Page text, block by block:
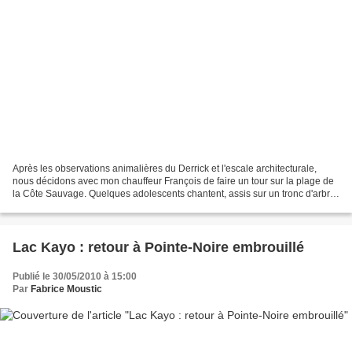
Après les observations animalières du Derrick et l'escale architecturale,
nous décidons avec mon chauffeur François de faire un tour sur la plage de
la Côte Sauvage. Quelques adolescents chantent, assis sur un tronc d'arbre
Lac Kayo : retour à Pointe-Noire embrouillé
Publié le 30/05/2010 à 15:00
Par Fabrice Moustic